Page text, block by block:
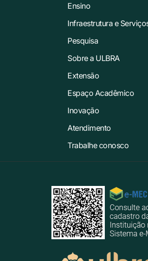
Ensino
Infraestrutura e
Pesquisa
Sobre a ULBRA
Extensão
Espaço Acadêmico
Inovação
Atendimento
Trabalhe conosco